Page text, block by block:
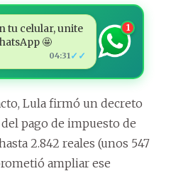
tu celular, unite
🤩
04:31 ✓✓
1
Lula firmó un decreto
pago de impuesto de
2.842 reales (unos 547
ampliar ese